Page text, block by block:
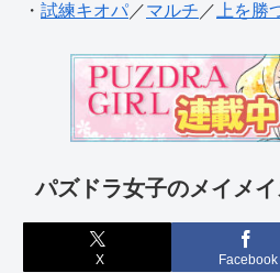
・ 試練キオパ ／マルチ ／ 上を勝
パズドラ女子のメイメ
X Facebook